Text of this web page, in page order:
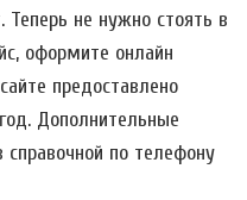
Теперь не нужно стоять в
оформите онлайн
предоставлено
Дополнительные
по телефону